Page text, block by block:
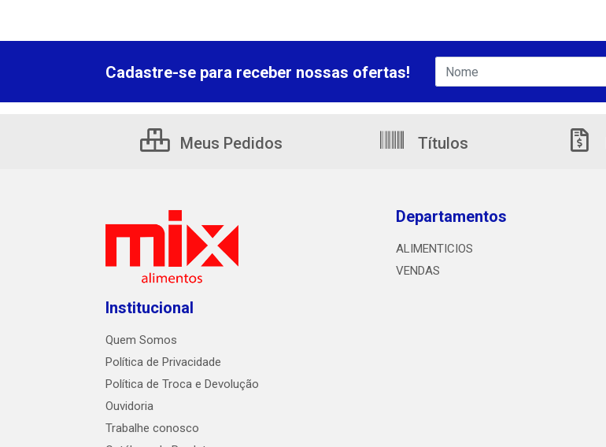
Cadastre-se para receber nossas ofertas!
Meus Pedidos Títulos
Institucional
Quem Somos
Política de Privacidade
Política de Troca e Devolução
Ouvidoria
Trabalhe conosco
Departamentos
ALIMENTICIOS
VENDAS